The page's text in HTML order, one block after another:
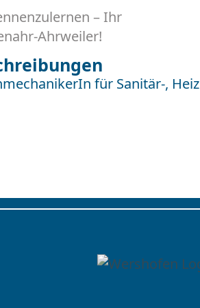
– Ihr
Ahrweiler!
für Sanitär-,